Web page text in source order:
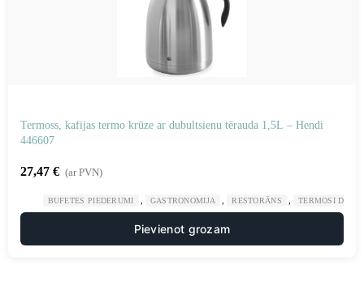
Termoss, kafijas termo krūze ar dubultsienu tērauda 1,5L – Hendi
446607
27,47 € (ar PVN)
BUFETES PIEDERUMI GASTRONOMIJA RESTORĀNS TERMOSI
Pievienot grozam